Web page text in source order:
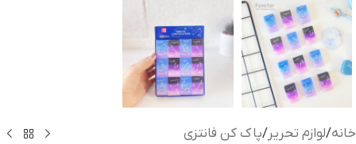
خانه/لوازم تحریر/پاک کن فانتزی